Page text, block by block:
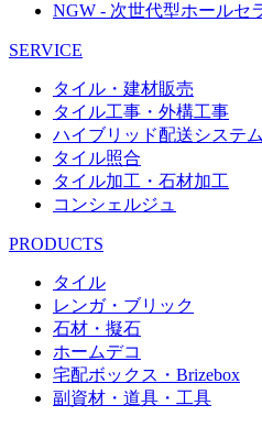
NGW - 次世代型ホールセ
SERVICE
タイル・建材販売
タイル工事・外構工事
ハイブリッド配送システム
タイル照合
タイル加工・石材加工
コンシェルジュ
PRODUCTS
タイル
レンガ・ブリック
石材・擬石
ホームデコ
宅配ボックス・Brizebox
副資材・道具・工具